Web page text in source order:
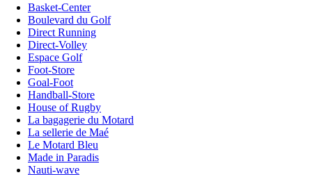
Basket-Center
Boulevard du Golf
Direct Running
Direct-Volley
Espace Golf
Foot-Store
Goal-Foot
Handball-Store
House of Rugby
La bagagerie du Motard
La sellerie de Maé
Le Motard Bleu
Made in Paradis
Nauti-wave